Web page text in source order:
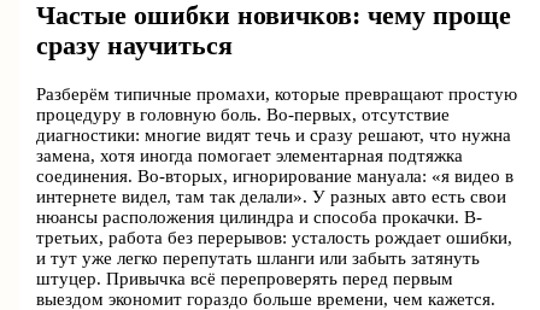
Частые ошибки новичков: чему проще
сразу научиться
Разберём типичные промахи, которые превращают простую
процедуру в головную боль. Во-первых, отсутствие
диагностики: многие видят течь и сразу решают, что нужна
замена, хотя иногда помогает элементарная подтяжка
соединения. Во-вторых, игнорирование мануала: «я видео в
интернете видел, там так делали». У разных авто есть свои
нюансы расположения цилиндра и способа прокачки. В-
третьих, работа без перерывов: усталость рождает ошибки,
и тут уже легко перепутать шланги или забыть затянуть
штуцер. Привычка всё перепроверять перед первым
выездом экономит гораздо больше времени, чем кажется.